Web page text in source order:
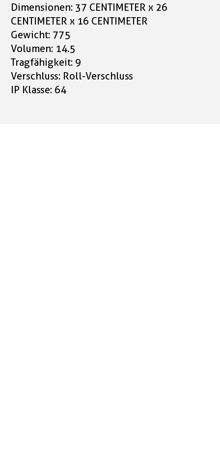
Dimensionen: 37 CENTIMETER x 26
CENTIMETER x 16 CENTIMETER
Gewicht: 775
Volumen: 14.5
Tragfähigkeit: 9
Verschluss: Roll-Verschluss
IP Klasse: 64